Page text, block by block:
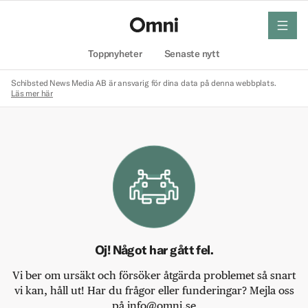
Toppnyheter Senaste nytt
meny
Schibsted News Media AB är ansvarig för dina data på denna webbplats.
Läs mer här
Oj! Något har gått fel.
Vi ber om ursäkt och försöker åtgärda problemet så snart
vi kan, håll ut! Har du frågor eller funderingar? Mejla oss